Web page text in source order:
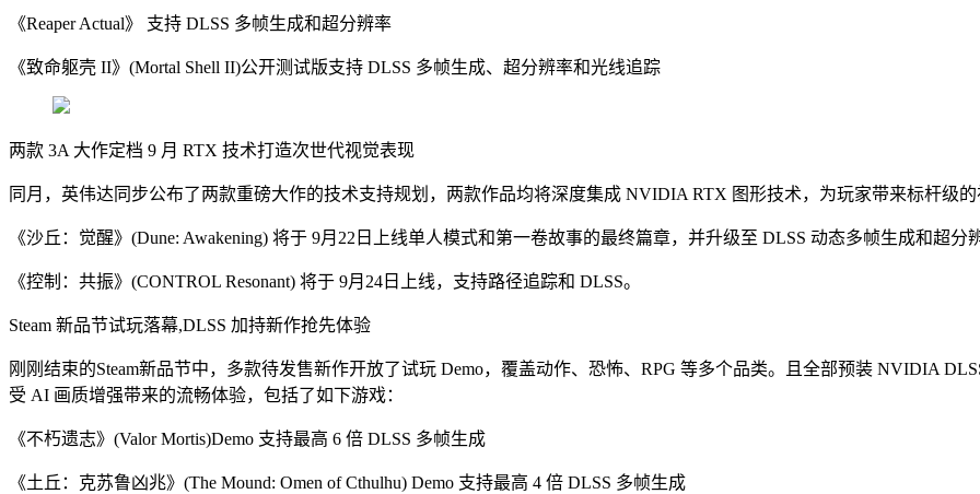
《Reaper Actual》 支持 DLSS 多帧生成和超分辨率
《致命躯壳 II》(Mortal Shell II)公开测试版支持 DLSS 多帧生成、超分辨率和光线追踪
两款 3A 大作定档 9 月 RTX 技术打造次世代视觉表现
同月，英伟达同步公布了两款重磅大作的技术支持规划，两款作品均将深度集成 NVIDIA RTX 图形技术，为玩家带来标杆级的
《沙丘：觉醒》(Dune: Awakening) 将于 9月22日上线单人模式和第一卷故事的最终篇章，并升级至 DLSS 动态多帧生成和超分
《控制：共振》(CONTROL Resonant) 将于 9月24日上线，支持路径追踪和 DLSS。
Steam 新品节试玩落幕,DLSS 加持新作抢先体验
刚刚结束的Steam新品节中，多款待发售新作开放了试玩 Demo，覆盖动作、恐怖、RPG 等多个品类。且全部预装 NVIDIA
受 AI 画质增强带来的流畅体验，包括了如下游戏：
《不朽遗志》(Valor Mortis)Demo 支持最高 6 倍 DLSS 多帧生成
《土丘：克苏鲁凶兆》(The Mound: Omen of Cthulhu) Demo 支持最高 4 倍 DLSS 多帧生成